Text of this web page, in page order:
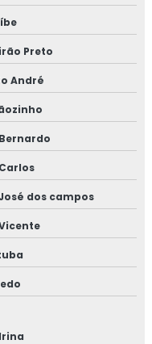
Preto
André
dos campos